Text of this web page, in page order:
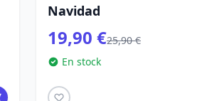
Navidad
19,90 €25,90 €
En stock